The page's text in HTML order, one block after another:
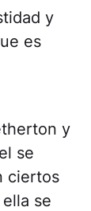
y
es
y
se
ciertos
se